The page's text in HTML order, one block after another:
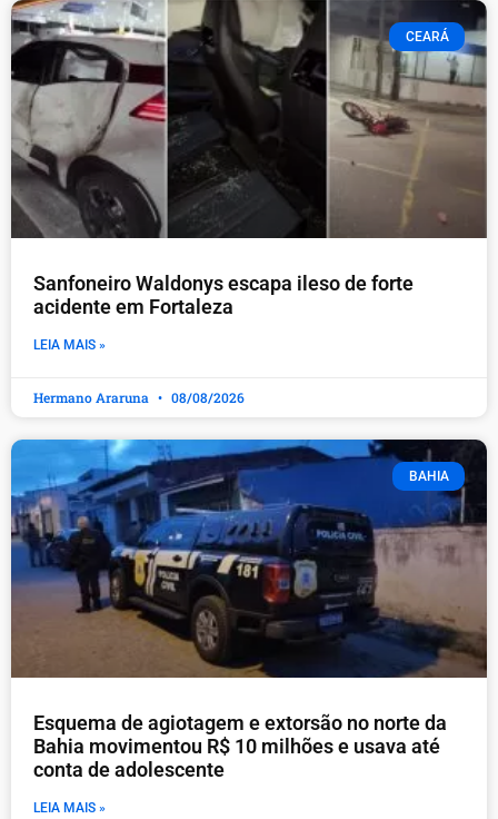
CEARÁ
Sanfoneiro Waldonys escapa ileso de forte
acidente em Fortaleza
LEIA MAIS »
Hermano Araruna 08/08/2026
BAHIA
Esquema de agiotagem e extorsão no norte da
Bahia movimentou R$ 10 milhões e usava até
conta de adolescente
LEIA MAIS »